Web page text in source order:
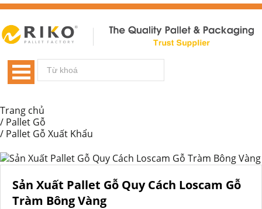
Trang chủ
/ Pallet Gỗ
/ Pallet Gỗ Xuất Khẩu
Sản Xuất Pallet Gỗ Quy Cách Loscam Gỗ
Tràm Bông Vàng